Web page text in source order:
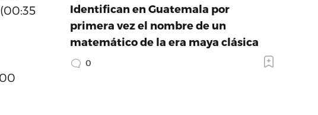
Identifican en Guatemala por
primera vez el nombre de un
matemático de la era maya clásica
0